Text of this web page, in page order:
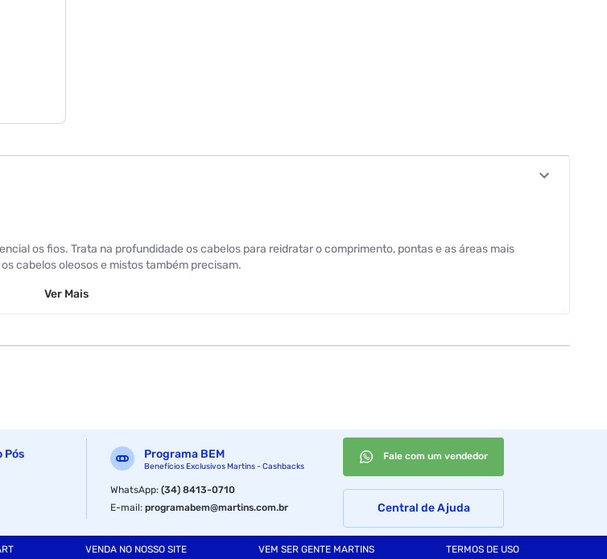
os fios. Trata na profundidade os cabelos para reidratar o comprimento, pontas e as áreas mais
cabelos oleosos e mistos também precisam.
Ver Mais
Pós
Programa BEM
Benefícios Exclusivos Martins - Cashbacks
WhatsApp:(34) 8413-0710
E-mail:programabem@martins.com.br
Fale com um vendedor
Central de Ajuda
VENDA NO NOSSO SITE VEM SER GENTE MARTINS TERMOS DE USO